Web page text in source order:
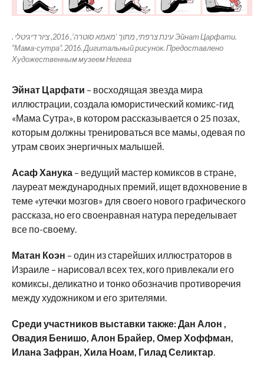
. עינת צרפתי, מתוך ‘מאמא סוטרה’, 2016, ציור דיגיטלי Эйнат Царфати.
“Мама-сутра”. 2016. Дигитальный рисунок. Предоставлено
Художественным музеем Негева
Эйнат Царфати – восходящая звезда мира
иллюстрации, создала юмористический комикс-гид
«Мама Сутра», в котором рассказывается о 25 позах,
которым должны тренироваться все мамы, одевая по
утрам своих энергичных малышей.
Асаф Ханука– ведущий мастер комиксов в стране,
лауреат международных премий, ищет вдохновение в
теме «утечки мозгов» для своего нового графического
рассказа, но его своенравная натура переделывает
все по-своему.
Матан Коэн – один из старейших иллюстраторов в
Израиле – нарисовал всех тех, кого привлекали его
комиксы, деликатно и тонко обозначив противоречия
между художником и его зрителями.
Среди участников выставки также: Дан Алон ,
Овадия Бенишо, Алон Брайер, Омер Хоффман,
Илана Зафран, Хила Ноам, Гилад Селиктар.